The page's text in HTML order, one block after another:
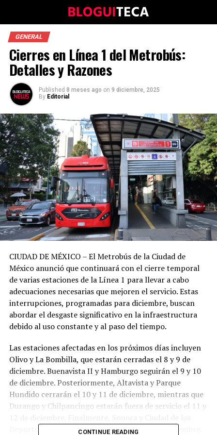
GENERAL
Cierres en Línea 1 del Metrobús:
Detalles y Razones
Published 8 meses ago on 9 diciembre, 2025
By Editorial
CIUDAD DE MÉXICO – El Metrobús de la Ciudad de
México anunció que continuará con el cierre temporal
de varias estaciones de la Línea 1 para llevar a cabo
adecuaciones necesarias que mejoren el servicio. Estas
interrupciones, programadas para diciembre, buscan
abordar el desgaste significativo en la infraestructura
debido al uso constante y al paso del tiempo.
Las estaciones afectadas en los próximos días incluyen
Olivo y La Bombilla, que estarán cerradas el 8 y 9 de
diciembre. Buenavista II y Hamburgo seguirán el 9 y 10
de diciembre. Posteriormente, Altavista y Parque
Hundido cerrarán el 10 y 11 de diciembre, mientras que
Durango y Chilpancingo estarán fuera de servicio el 11 y
Deportes no brindarán servicio el 15 y 16 de diciembre.
CONTINUE READING